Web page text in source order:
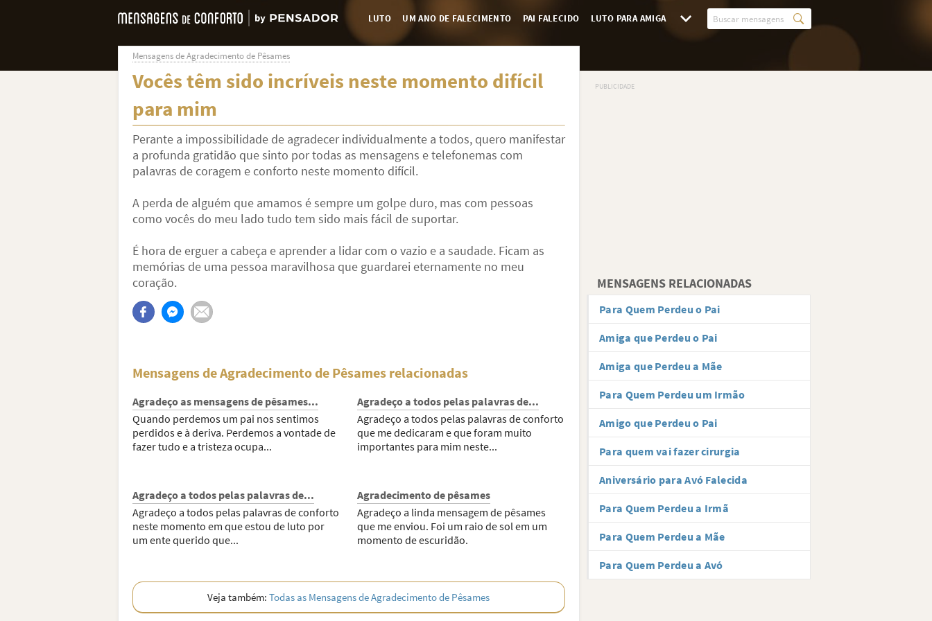
LUTO UM ANO DE FALECIMENTO PAI FALECIDO LUTO PARA AMIGA
Mensagens de Agradecimento de Pêsames
Vocês têm sido incríveis neste momento difícil
para mim
Perante a impossibilidade de agradecer individualmente a todos, quero manifestar
a profunda gratidão que sinto por todas as mensagens e telefonemas com
palavras de coragem e conforto neste momento difícil.
A perda de alguém que amamos é sempre um golpe duro, mas com pessoas
como vocês do meu lado tudo tem sido mais fácil de suportar.
É hora de erguer a cabeça e aprender a lidar com o vazio e a saudade. Ficam as
memórias de uma pessoa maravilhosa que guardarei eternamente no meu
coração.
Mensagens de Agradecimento de Pêsames relacionadas
Agradeço as mensagens de pêsames...
Quando perdemos um pai nos sentimos
perdidos e à deriva. Perdemos a vontade de
fazer tudo e a tristeza ocupa...
Agradeço a todos pelas palavras de...
Agradeço a todos pelas palavras de conforto
que me dedicaram e que foram muito
importantes para mim neste...
Agradeço a todos pelas palavras de...
Agradeço a todos pelas palavras de conforto
neste momento em que estou de luto por
um ente querido que...
Agradecimento de pêsames
Agradeço a linda mensagem de pêsames
que me enviou. Foi um raio de sol em um
momento de escuridão.
Veja também:Todas as Mensagens de Agradecimento de Pêsames
MENSAGENS RELACIONADAS
Para Quem Perdeu o Pai
Amiga que Perdeu o Pai
Amiga que Perdeu a Mãe
Para Quem Perdeu um Irmão
Amigo que Perdeu o Pai
Para quem vai fazer cirurgia
Aniversário para Avó Falecida
Para Quem Perdeu a Irmã
Para Quem Perdeu a Mãe
Para Quem Perdeu a Avó